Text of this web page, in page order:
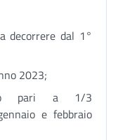
decorrere dal 1°
2023;
a 1/3
e febbraio